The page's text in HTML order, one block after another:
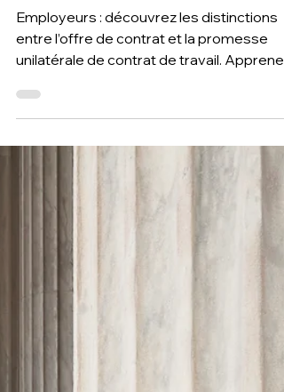
22 janv. 2025
Promesse d'embauche, intention
d'embauche, attention à la
rédaction
Employeurs : découvrez les distinctions
entre l’offre de contrat et la promesse
unilatérale de contrat de travail. Apprenez
à formaliser une